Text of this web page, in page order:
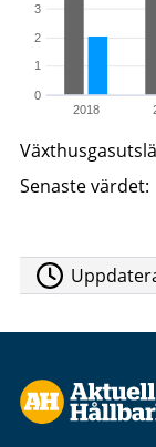
2018
0
1
2
3
Senaste värdet: